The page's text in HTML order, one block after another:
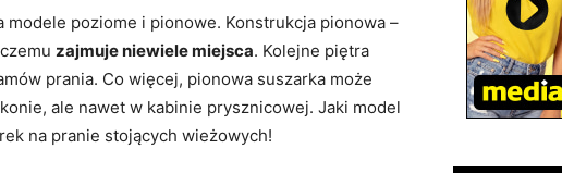
poziome i pionowe. Konstrukcja pionowa –
zajmuje niewiele miejsca. Kolejne piętra
prania. Co więcej, pionowa suszarka może
ale nawet w kabinie prysznicowej. Jaki model
na pranie stojących wieżowych!